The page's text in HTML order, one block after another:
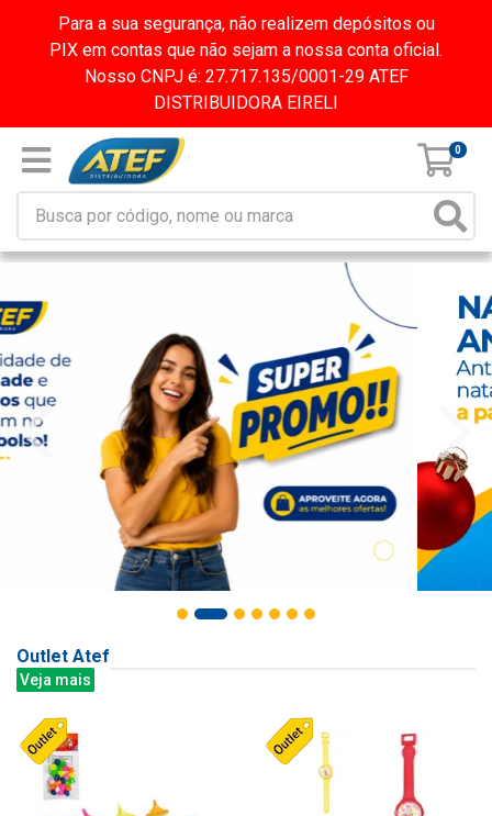
Para a sua segurança, não realizem depósitos ou
PIX em contas que não sejam a nossa conta oficial.
Nosso CNPJ é: 27.717.135/0001-29 ATEF
DISTRIBUIDORA EIRELI
0
Outlet Atef
Veja mais